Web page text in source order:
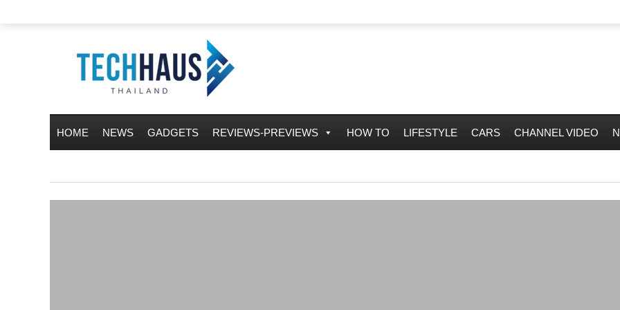
HOME NEWS GADGETS REVIEWS-PREVIEWS HOW TO LIFESTYLE CARS CHANNEL VIDEO